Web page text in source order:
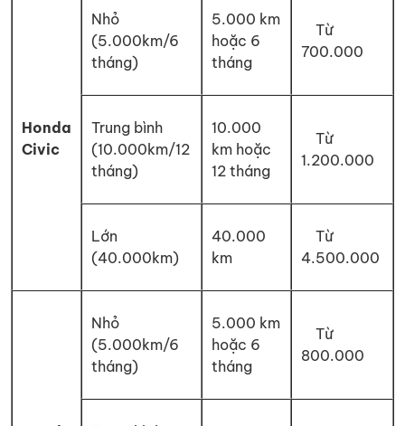
Honda
Civic
Nhỏ
(5.000km/6
tháng)
5.000 km
hoặc 6
tháng
Từ
700.000
Trung bình
(10.000km/12
tháng)
10.000
km hoặc
12 tháng
Từ
1.200.000
Lớn
(40.000km)
40.000
km
Từ
4.500.000
Nhỏ
(5.000km/6
tháng)
5.000 km
hoặc 6
tháng
Từ
800.000